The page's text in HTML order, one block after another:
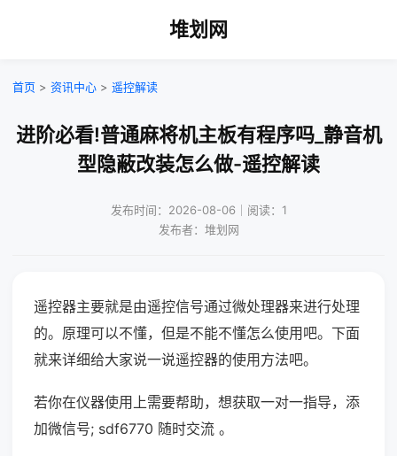
堆划网
首页 > 资讯中心 > 遥控解读
进阶必看!普通麻将机主板有程序吗_静音机
型隐蔽改装怎么做-遥控解读
发布时间：2026-08-06｜阅读：1
发布者：堆划网
遥控器主要就是由遥控信号通过微处理器来进行处理
的。原理可以不懂，但是不能不懂怎么使用吧。下面
就来详细给大家说一说遥控器的使用方法吧。
若你在仪器使用上需要帮助，想获取一对一指导，添
加微信号; sdf6770 随时交流 。